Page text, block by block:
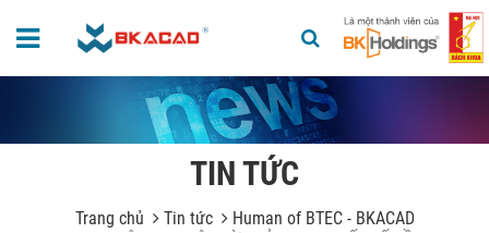
TIN TỨC
Trang chủ Tin tức
Human of BTEC - BKACAD